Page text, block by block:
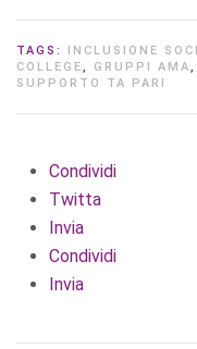
TAGS: INCLUSIONE
COLLEGE, GRUPPI AMA,
SUPPORTO TA PARI
Condividi
Twitta
Invia
Condividi
Invia